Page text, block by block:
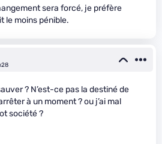
sera forcé, je préfère
le moins pénible.
? N’est-ce pas la destiné de
à un moment ? ou j’ai mal
société ?